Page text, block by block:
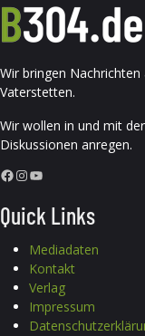
Wir bringen
Vaterstetten.
Wir wollen in und mit
Diskussionen anregen.
Facebook InstagramYouTube
Quick Links
Mediadaten
Kontakt
Verlag
Impressum